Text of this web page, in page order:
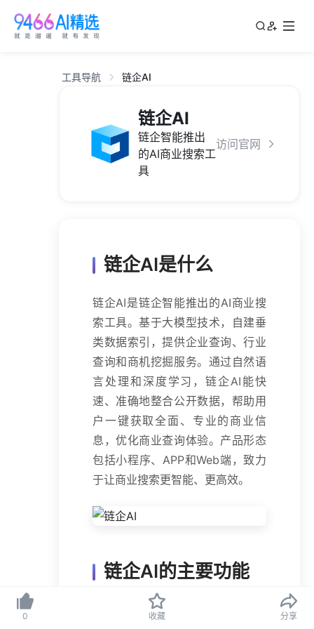
0 收藏 分享
工具导航 链企AI
链企AI
链企智能推出
的AI商业搜索工
具
访问官网
链企AI是什么
链企AI是链企智能推出的AI商业搜
索工具。基于大模型技术，自建垂
类数据索引，提供企业查询、行业
查询和商机挖掘服务。通过自然语
言处理和深度学习，链企AI能快
速、准确地整合公开数据，帮助用
户一键获取全面、专业的商业信
息，优化商业查询体验。产品形态
包括小程序、APP和Web端，致力
于让商业搜索更智能、更高效。
链企AI的主要功能
企业查询：基于自然语言处理